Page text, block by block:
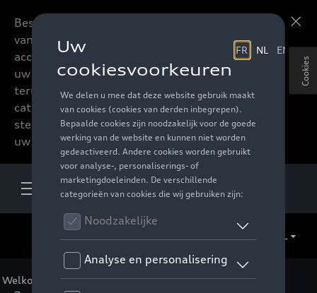
Beste accessoires-lovers,
vanaf nu kan u het hele
accessoire assortiment van
uw favoriete merk
terugvinden in de online
catalogus. Deze kunnen
steeds besteld worden via
uw verdeler.
Welkom Voor u >Active Collectie >Accessoires
Cookies